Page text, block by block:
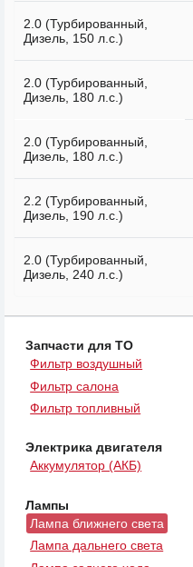
2.0 (Турбированный,
Дизель, 150 л.с.)
2.0 (Турбированный,
Дизель, 180 л.с.)
2.0 (Турбированный,
Дизель, 180 л.с.)
2.2 (Турбированный,
Дизель, 190 л.с.)
2.0 (Турбированный,
Дизель, 240 л.с.)
Запчасти для ТО
Фильтр воздушный
Фильтр салона
Фильтр топливный
Электрика двигателя
Аккумулятор (АКБ)
Лампы
Лампа ближнего света
Лампа дальнего света